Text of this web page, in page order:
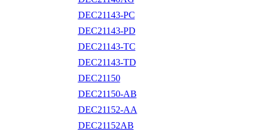
DEC21143-PC
DEC21143-PD
DEC21143-TC
DEC21143-TD
DEC21150
DEC21150-AB
DEC21152-AA
DEC21152AB